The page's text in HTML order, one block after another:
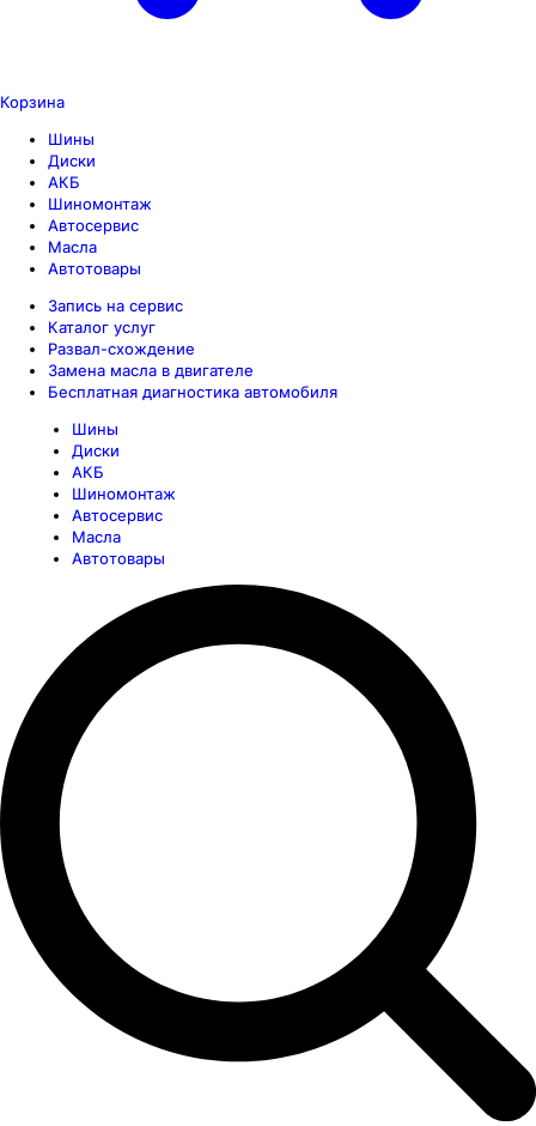
Корзина
Шины
Диски
АКБ
Шиномонтаж
Автосервис
Масла
Автотовары
Запись на сервис
Каталог услуг
Развал-схождение
Замена масла в двигателе
Бесплатная диагностика автомобиля
Шины
Диски
АКБ
Шиномонтаж
Автосервис
Масла
Автотовары